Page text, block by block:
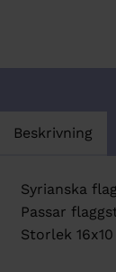
Beskrivning
Syrianska
Passar
Storlek